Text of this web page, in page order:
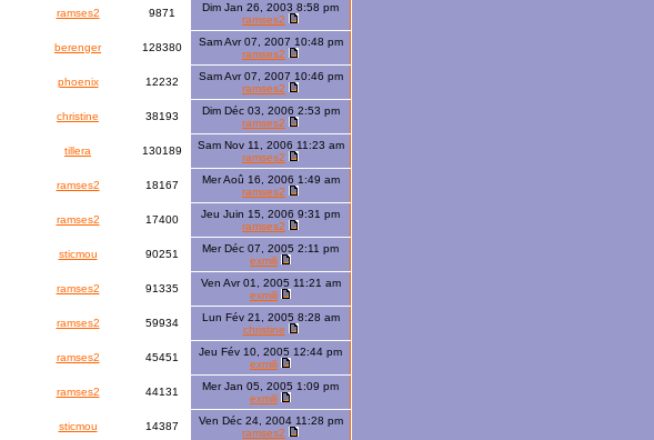
ramses2 9871
Dim Jan 26, 2003 8:58 pm
ramses2
berenger 128380
Sam Avr 07, 2007 10:48 pm
ramses2
phoenix 12232
Sam Avr 07, 2007 10:46 pm
ramses2
christine 38193
Dim Déc 03, 2006 2:53 pm
ramses2
tillera 130189
Sam Nov 11, 2006 11:23 am
ramses2
ramses2 18167
Mer Aoû 16, 2006 1:49 am
ramses2
ramses2 17400
Jeu Juin 15, 2006 9:31 pm
ramses2
sticmou 90251
Mer Déc 07, 2005 2:11 pm
exmili
ramses2 91335
Ven Avr 01, 2005 11:21 am
exmili
ramses2 59934
Lun Fév 21, 2005 8:28 am
christine
ramses2 45451
Jeu Fév 10, 2005 12:44 pm
exmili
ramses2 44131
Mer Jan 05, 2005 1:09 pm
exmili
sticmou 14387
Ven Déc 24, 2004 11:28 pm
ramses2